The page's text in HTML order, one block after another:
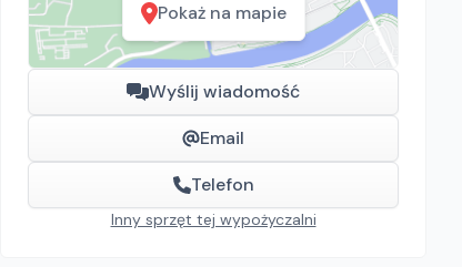
Pokaż na mapie
Wyślij wiadomość
Email
Telefon
Inny sprzęt tej wypożyczalni
"WŁODEK" Wypożyczalnia Sprzętu Budowlanego i Ogrodniczego